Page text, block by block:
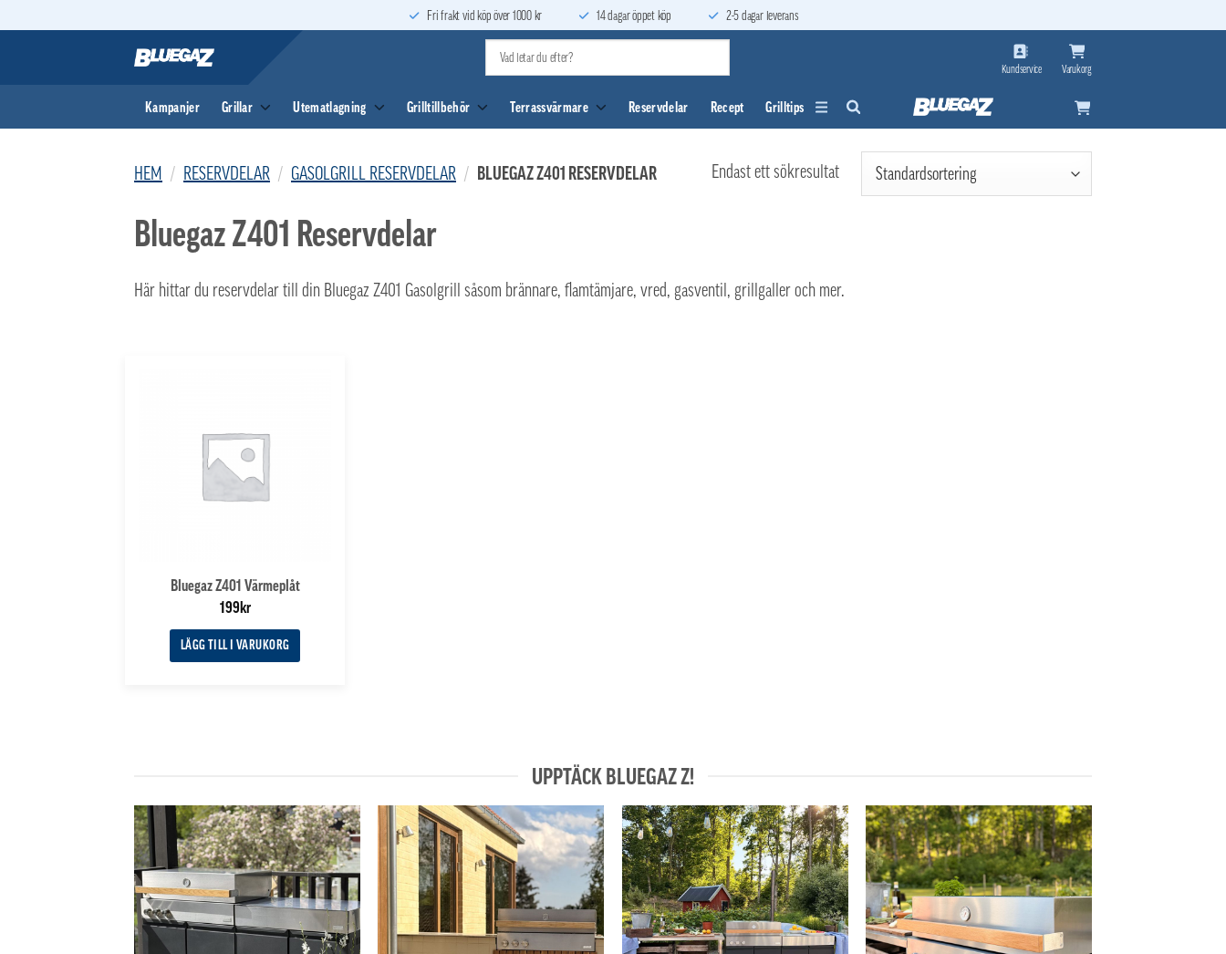
Fri frakt vid köp över 1000 kr 14 dagar öppet köp 2-5 dagar leverans
Kundservice Varukorg
Kampanjer Grillar Utematlagning Grilltillbehör Terrassvärmare Reservdelar Recept Grilltips
HEM / RESERVDELAR / GASOLGRILL RESERVDELAR / BLUEGAZ Z401 RESERVDELAR Endast ett sökresultat
Bluegaz Z401 Reservdelar
Här hittar du reservdelar till din Bluegaz Z401 Gasolgrill såsom brännare, flamtämjare, vred, gasventil, grillgaller och mer.
Bluegaz Z401 Värmeplåt
199kr
LÄGG TILL I VARUKORG
UPPTÄCK BLUEGAZ Z!